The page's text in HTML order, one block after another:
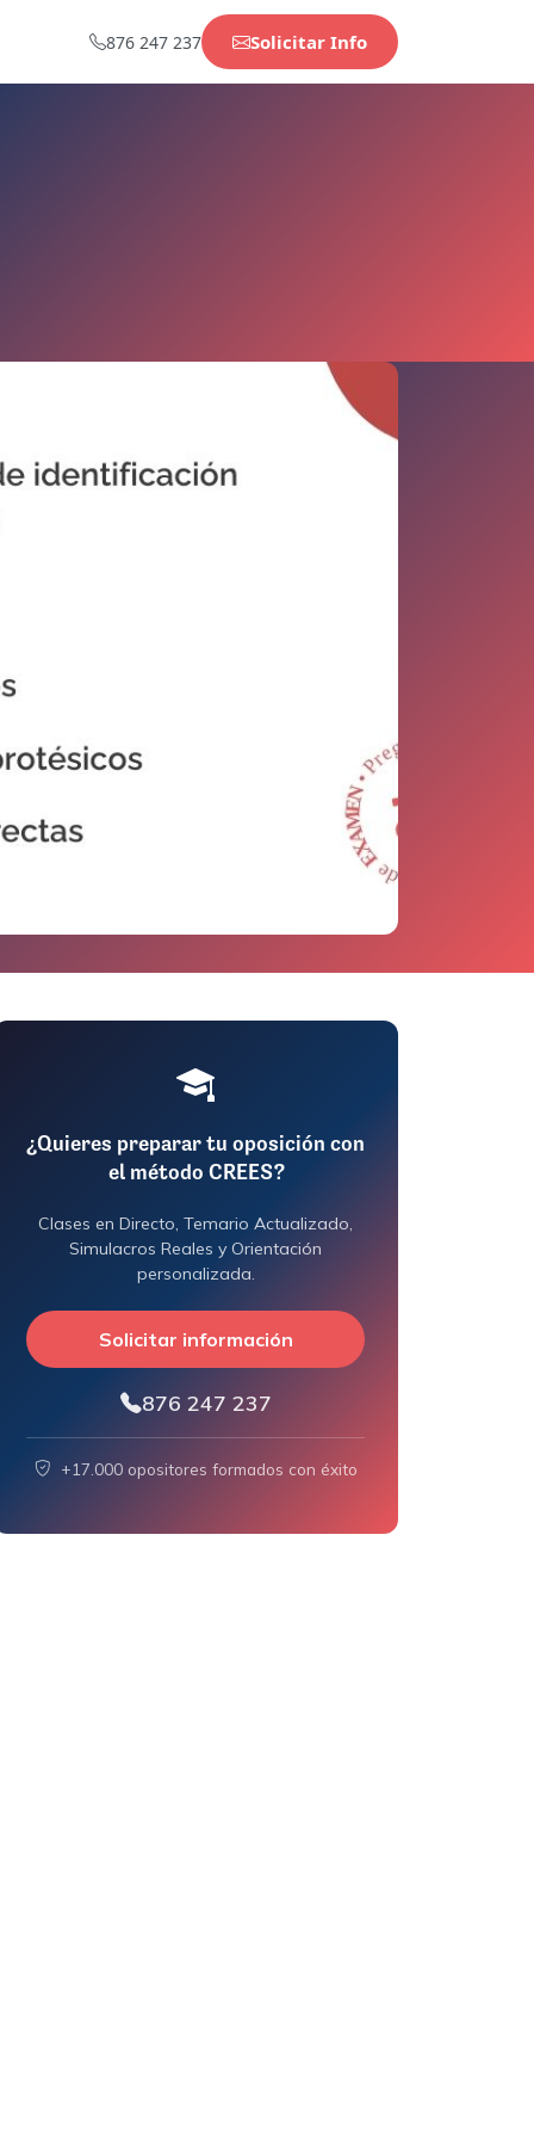
876 247 237 Solicitar Info
¿Quieres preparar tu oposición con
el método CREES?
Clases en Directo, Temario Actualizado,
Simulacros Reales y Orientación
personalizada.
Solicitar información
876 247 237
+17.000 opositores formados con éxito